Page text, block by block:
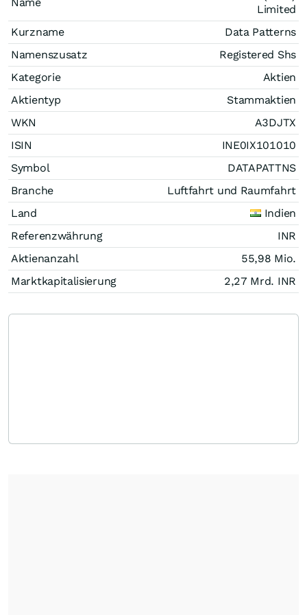
Limited
Kurzname
Data Patterns
Namenszusatz
Registered Shs
Kategorie
Aktien
Aktientyp
Stammaktien
WKN
A3DJTX
ISIN
INE0IX101010
Symbol
DATAPATTNS
Branche
Luftfahrt und Raumfahrt
Land
Indien
Referenzwährung
INR
Aktienanzahl
55,98 Mio.
Marktkapitalisierung
2,27 Mrd. INR